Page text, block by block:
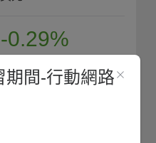
-0.29%
期間-行動網路